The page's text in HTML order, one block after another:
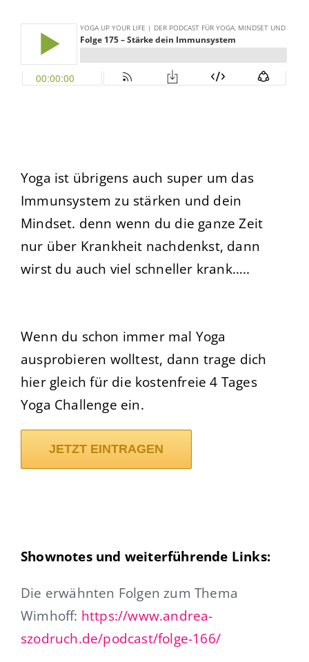
Yoga ist übrigens auch super um das
Immunsystem zu stärken und dein
Mindset. denn wenn du die ganze Zeit
nur über Krankheit nachdenkst, dann
wirst du auch viel schneller krank…..
Wenn du schon immer mal Yoga
ausprobieren wolltest, dann trage dich
hier gleich für die kostenfreie 4 Tages
Yoga Challenge ein.
JETZT EINTRAGEN
Shownotes und weiterführende Links:
Die erwähnten Folgen zum Thema
Wimhoff: https://www.andrea-
szodruch.de/podcast/folge-166/